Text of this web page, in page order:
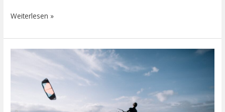
Weiterlesen »
–